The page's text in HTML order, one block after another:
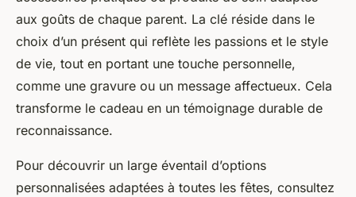
aux goûts de chaque parent. La clé réside dans le
choix d’un présent qui reflète les passions et le style
de vie, tout en portant une touche personnelle,
comme une gravure ou un message affectueux. Cela
transforme le cadeau en un témoignage durable de
reconnaissance.
Pour découvrir un large éventail d’options
personnalisées adaptées à toutes les fêtes, consultez